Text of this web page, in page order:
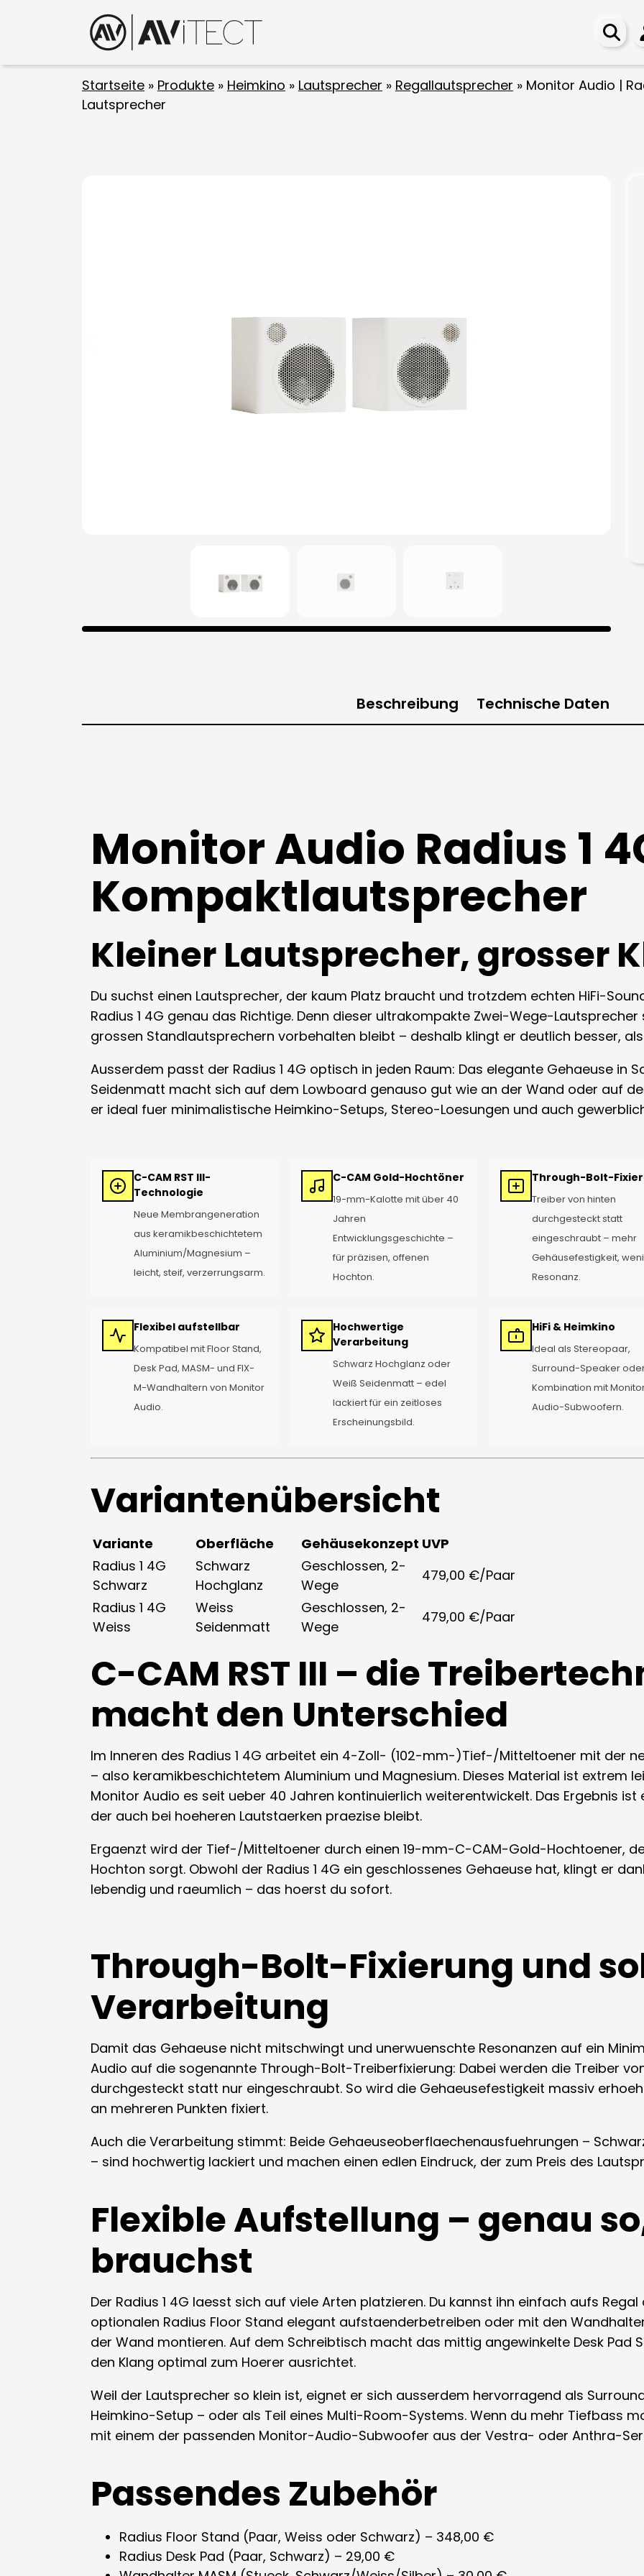
Startseite » Produkte » Heimkino » Lautsprecher » Regallautsprecher » Monitor Audio |
Lautsprecher
Beschreibung Technische Daten
Monitor Audio Radius 1
Kompaktlautsprecher
Kleiner Lautsprecher, grosser
Du suchst einen Lautsprecher, der kaum Platz braucht und trotzdem echten HiFi-
Radius 1 4G genau das Richtige. Denn dieser ultrakompakte Zwei-Wege-
grossen Standlautsprechern vorbehalten bleibt – deshalb klingt er deutlich besser,
Ausserdem passt der Radius 1 4G optisch in jeden Raum: Das elegante Gehaeuse in
Seidenmatt macht sich auf dem Lowboard genauso gut wie an der Wand oder auf
er ideal fuer minimalistische Heimkino-Setups, Stereo-Loesungen und auch
C-CAM RST III-
Technologie
Neue Membrangeneration
aus keramikbeschichtetem
Aluminium/Magnesium –
leicht, steif, verzerrungsarm.
C-CAM Gold-Hochtöner
19-mm-Kalotte mit über 40
Jahren
Entwicklungsgeschichte –
für präzisen, offenen
Hochton.
Through-Bolt-
Treiber von hinten
durchgesteckt statt
eingeschraubt – mehr
Gehäusefestigkeit,
Resonanz.
Flexibel aufstellbar
Kompatibel mit Floor Stand,
Desk Pad, MASM- und FIX-
M-Wandhaltern von Monitor
Audio.
Hochwertige
Verarbeitung
Schwarz Hochglanz oder
Weiß Seidenmatt – edel
lackiert für ein zeitloses
Erscheinungsbild.
HiFi & Heimkino
Ideal als Stereopaar,
Surround-Speaker
Kombination mit
Audio-Subwoofern.
Variantenübersicht
Variante Oberfläche Gehäusekonzept UVP
Radius 1 4G
Schwarz
Schwarz
Hochglanz
Geschlossen, 2-
Wege
479,00 €/Paar
Radius 1 4G
Weiss
Weiss
Seidenmatt
Geschlossen, 2-
Wege
479,00 €/Paar
C-CAM RST III – die
macht den Unterschied
Im Inneren des Radius 1 4G arbeitet ein 4-Zoll- (102-mm-)Tief-/Mitteltoener mit der
– also keramikbeschichtetem Aluminium und Magnesium. Dieses Material ist extrem
Monitor Audio es seit ueber 40 Jahren kontinuierlich weiterentwickelt. Das Ergebnis
der auch bei hoeheren Lautstaerken praezise bleibt.
Ergaenzt wird der Tief-/Mitteltoener durch einen 19-mm-C-CAM-Gold-Hochtoener,
Hochton sorgt. Obwohl der Radius 1 4G ein geschlossenes Gehaeuse hat, klingt er
lebendig und raeumlich – das hoerst du sofort.
Through-Bolt-Fixierung und
Verarbeitung
Damit das Gehaeuse nicht mitschwingt und unerwuenschte Resonanzen auf ein
Audio auf die sogenannte Through-Bolt-Treiberfixierung: Dabei werden die Treiber
durchgesteckt statt nur eingeschraubt. So wird die Gehaeusefestigkeit massiv
an mehreren Punkten fixiert.
Auch die Verarbeitung stimmt: Beide Gehaeuseoberflaechenausfuehrungen –
– sind hochwertig lackiert und machen einen edlen Eindruck, der zum Preis des
Flexible Aufstellung – genau
brauchst
Der Radius 1 4G laesst sich auf viele Arten platzieren. Du kannst ihn einfach aufs
optionalen Radius Floor Stand elegant aufstaenderbetreiben oder mit den
der Wand montieren. Auf dem Schreibtisch macht das mittig angewinkelte Desk Pad
den Klang optimal zum Hoerer ausrichtet.
Weil der Lautsprecher so klein ist, eignet er sich ausserdem hervorragend als
Heimkino-Setup – oder als Teil eines Multi-Room-Systems. Wenn du mehr Tiefbass
mit einem der passenden Monitor-Audio-Subwoofer aus der Vestra- oder Anthra-
Passendes Zubehör
Radius Floor Stand (Paar, Weiss oder Schwarz) – 348,00 €
Radius Desk Pad (Paar, Schwarz) – 29,00 €